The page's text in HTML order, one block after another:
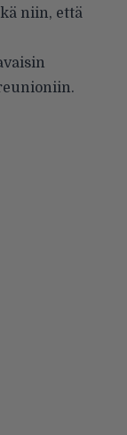
niin, että